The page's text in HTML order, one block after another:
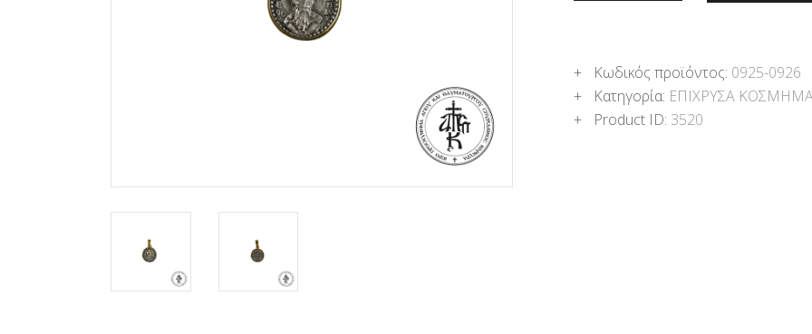
Κωδικός προϊόντος: 0925-0926
Κατηγορία: ΕΠΙΧΡΥΣΑ
Product ID: 3520